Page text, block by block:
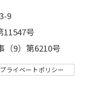
9
11547号
（9）第6210号
プライベートポリシー